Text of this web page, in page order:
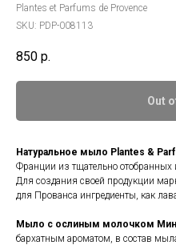
Plantes et Parfums de Provence
SKU: PDP-008113
850 р.
Out
Натуральное мыло Plantes &
Франции из тщательно отобранных
Для создания своей продукции
для Прованса ингредиенты, как
Мыло с ослиным молочком
бархатным ароматом, в состав